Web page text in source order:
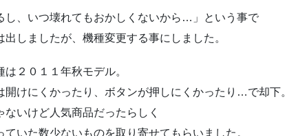
し、いつ壊れてもおかしくないから…」という事で
出しましたが、機種変更する事にしました。
２０１１年秋モデル。
開けにくかったり、ボタンが押しにくかったり…で却下。
ないけど人気商品だったらしく
ていた数少ないものを取り寄せてもらいました。